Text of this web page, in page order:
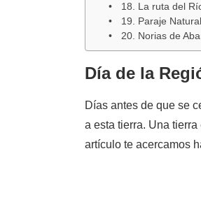
18. La ruta del
19. Paraje
20. Norias de
Día de la
Días antes de que se
a esta tierra. Una
artículo te acercamos